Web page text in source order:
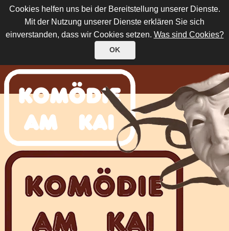
Cookies helfen uns bei der Bereitstellung unserer Dienste.
Mit der Nutzung unserer Dienste erklären Sie sich
einverstanden, dass wir Cookies setzen. Was sind Cookies?
OK